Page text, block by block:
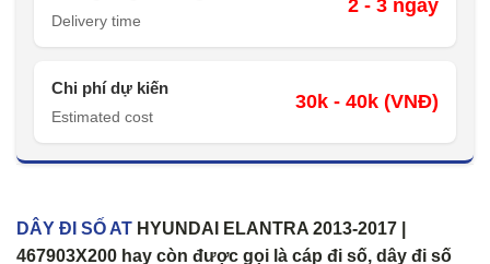
Delivery time
2 - 3 ngày
Chi phí dự kiến
Estimated cost
30k - 40k (VNĐ)
DÂY ĐI SỐ AT HYUNDAI ELANTRA 2013-2017 |
467903X200 hay còn được gọi là cáp đi số, dây đi số